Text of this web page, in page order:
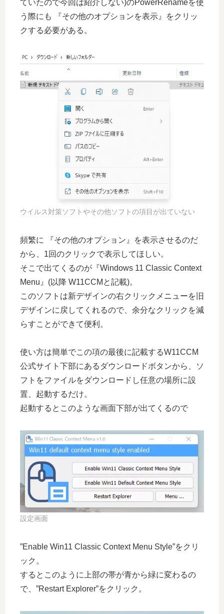
ていたので今回は紹介しない)のPowerRenameを使
う際にも 『その他のオプションを表示』をクリッ
クする必要がある。
ウイルス対策ソフトやその他ソフトの項目が出ていない
頻繁に 『その他のオプション』を表示させるのだ
から、1回のクリックで表示してほしい。
そこで出てくるのが『Windows 11 Classic Context
Menu』(以降 W11CCMと記載)。
このソフトは新デザインの右クリックメニューを旧
デザインに戻してくれるので、余分なクリックを減
らすことができて便利。
使い方は簡単でこの項の最後に記載するW11CCM
公式サイト下部にあるダウンロードボタンから、ソ
フトをファイルをダウンロードし任意の場所に設
置、起動するだけ。
起動するとこのような画面下部が出てくるので
設定画面
”Enable Win11 Classic Context Menu Style”をクリ
ック。
するとこのように上部の帯が青から緑に変わるの
で、”Restart Explorer”をクリック。